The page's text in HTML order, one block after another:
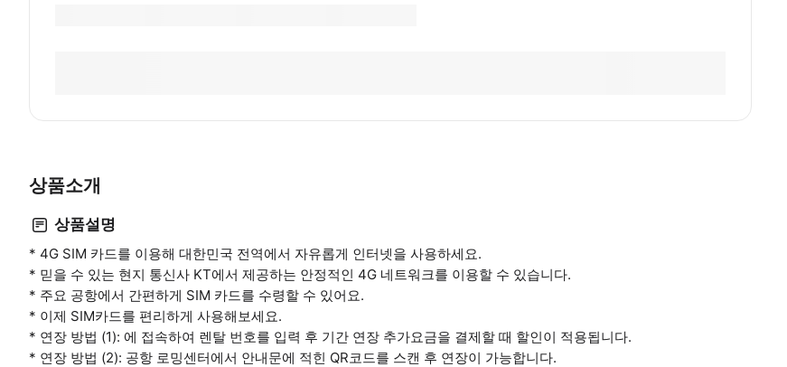
상품소개
상품설명
* 4G SIM 카드를 이용해 대한민국 전역에서 자유롭게 인터넷을 사용하세요.
* 믿을 수 있는 현지 통신사 KT에서 제공하는 안정적인 4G 네트워크를 이용할 수 있습니다.
* 주요 공항에서 간편하게 SIM 카드를 수령할 수 있어요.
* 이제 SIM카드를 편리하게 사용해보세요.
* 연장 방법 (1): 에 접속하여 렌탈 번호를 입력 후 기간 연장 추가요금을 결제할 때 할인이 적용됩니다.
* 연장 방법 (2): 공항 로밍센터에서 안내문에 적힌 QR코드를 스캔 후 연장이 가능합니다.